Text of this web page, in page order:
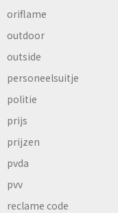
oriflame
outdoor
outside
personeelsuitje
politie
prijs
prijzen
pvda
pvv
reclame code